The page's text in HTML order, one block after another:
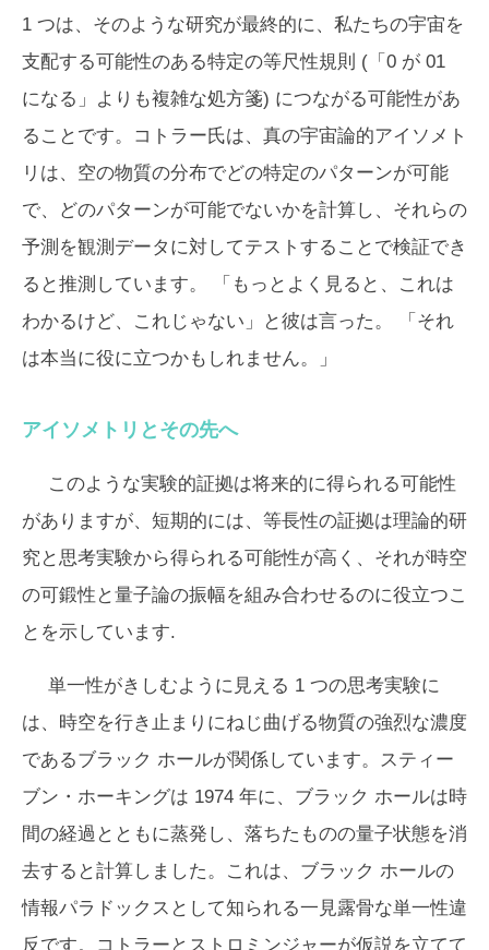
1 つは、そのような研究が最終的に、私たちの宇宙を
支配する可能性のある特定の等尺性規則 (「0 が 01
になる」よりも複雑な処方箋) につながる可能性があ
ることです。コトラー氏は、真の宇宙論的アイソメト
リは、空の物質の分布でどの特定のパターンが可能
で、どのパターンが可能でないかを計算し、それらの
予測を観測データに対してテストすることで検証でき
ると推測しています。 「もっとよく見ると、これは
わかるけど、これじゃない」と彼は言った。 「それ
は本当に役に立つかもしれません。」
アイソメトリとその先へ
このような実験的証拠は将来的に得られる可能性
がありますが、短期的には、等長性の証拠は理論的研
究と思考実験から得られる可能性が高く、それが時空
の可鍛性と量子論の振幅を組み合わせるのに役立つこ
とを示しています.
単一性がきしむように見える 1 つの思考実験に
は、時空を行き止まりにねじ曲げる物質の強烈な濃度
であるブラック ホールが関係しています。スティー
ブン・ホーキングは 1974 年に、ブラック ホールは時
間の経過とともに蒸発し、落ちたものの量子状態を消
去すると計算しました。これは、ブラック ホールの
情報パラドックスとして知られる一見露骨な単一性違
反です。コトラーとストロミンジャーが仮説を立てて